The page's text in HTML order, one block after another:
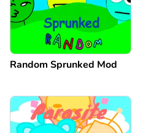
Random Sprunked Mod